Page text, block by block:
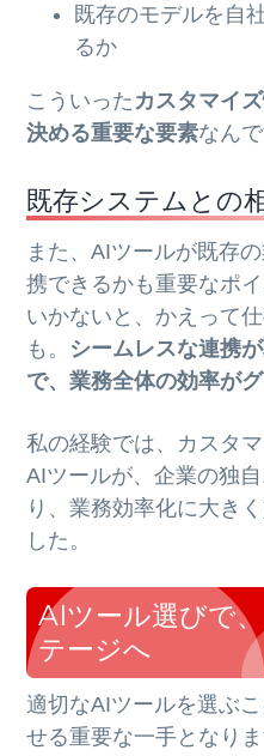
既存のモデルを自
るか
こういった カスタマイ
決める重要な要素なんで
既存システムとの
また、AIツールが既存
携できるかも重要なポ
いかないと、かえって
も。 シームレスな連携
で、業務全体の効率が
私の経験では、カスタ
AIツールが、企業の独
り、業務効率化に大き
した。
AIツール選びで
テージへ
適切なAIツールを選ぶ
せる重要な一手となり